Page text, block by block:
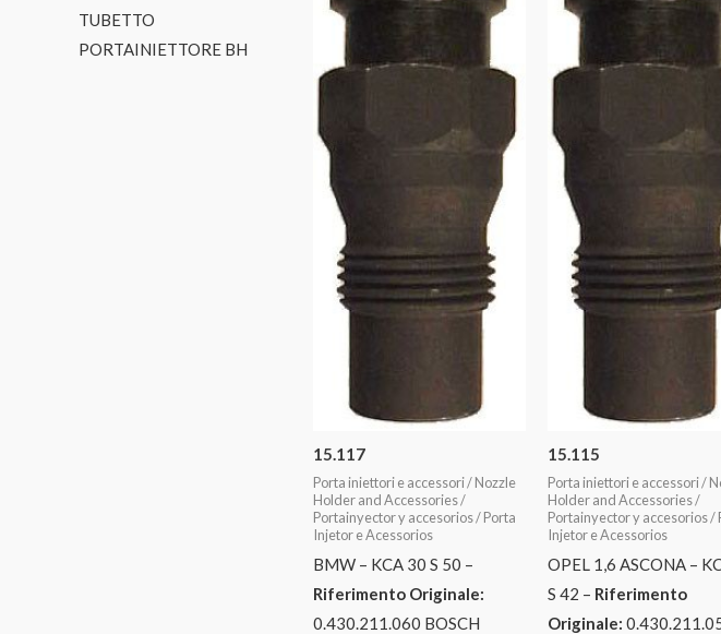
TUBETTO
PORTAINIETTORE BH
15.117
Porta iniettori e accessori / Nozzle
Holder and Accessories /
Portainyector y accesorios / Porta
Injetor e Acessorios
BMW – KCA 30 S 50 –
Riferimento Originale:
0.430.211.060 BOSCH
15.115
Porta iniettori e accessori /
Holder and Accessories /
Portainyector y accesorios /
Injetor e Acessorios
OPEL 1,6 ASCONA –
S 42 – Riferimento
Originale: